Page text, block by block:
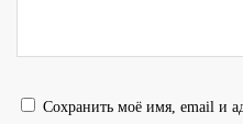
Сохранить моё имя, email и